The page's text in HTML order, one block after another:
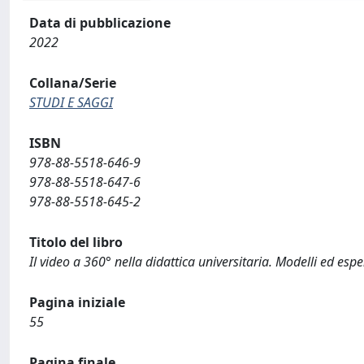
Data di pubblicazione
2022
Collana/Serie
STUDI E SAGGI
ISBN
978-88-5518-646-9
978-88-5518-647-6
978-88-5518-645-2
Titolo del libro
Il video a 360° nella didattica universitaria. Modelli ed
Pagina iniziale
55